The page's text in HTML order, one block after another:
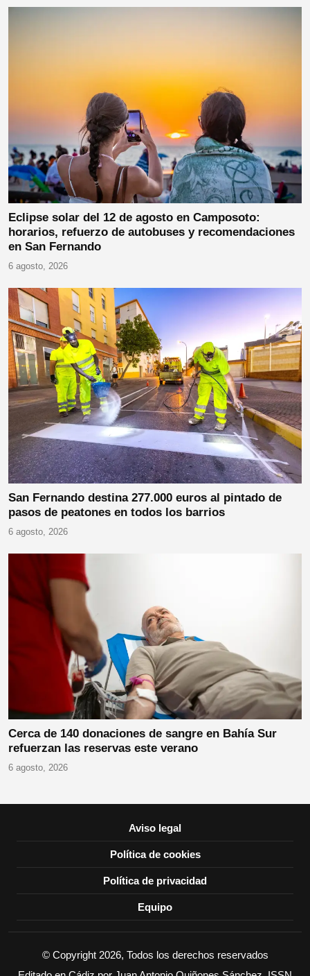
Eclipse solar del 12 de agosto en Camposoto:
horarios, refuerzo de autobuses y recomendaciones
en San Fernando
6 agosto, 2026
San Fernando destina 277.000 euros al pintado de
pasos de peatones en todos los barrios
6 agosto, 2026
Cerca de 140 donaciones de sangre en Bahía Sur
refuerzan las reservas este verano
6 agosto, 2026
Aviso legal
Política de cookies
Política de privacidad
Equipo
© Copyright 2026, Todos los derechos reservados